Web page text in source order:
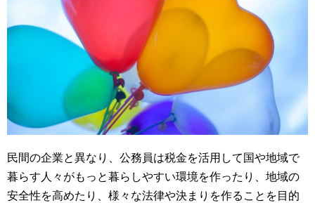
民間の企業と異なり、公務員は税金を活用して国や地域で
暮らす人々がもっと暮らしやすい環境を作ったり、地域の
安全性を高めたり、様々な法律や決まりを作ることを目的